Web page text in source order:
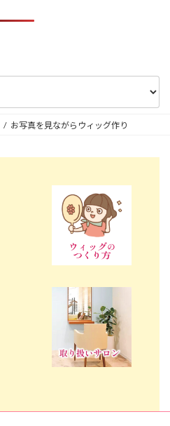
お写真を見ながらウィッグ作り